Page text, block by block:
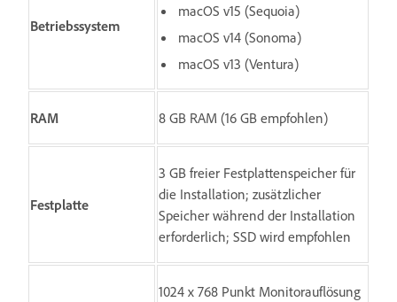
Betriebssystem
macOS v15 (Sequoia)
macOS v14 (Sonoma)
macOS v13 (Ventura)
RAM 8 GB RAM (16 GB empfohlen)
Festplatte
3 GB freier Festplattenspeicher für
die Installation; zusätzlicher
Speicher während der Installation
erforderlich; SSD wird empfohlen
1024 x 768 Punkt Monitorauflösung